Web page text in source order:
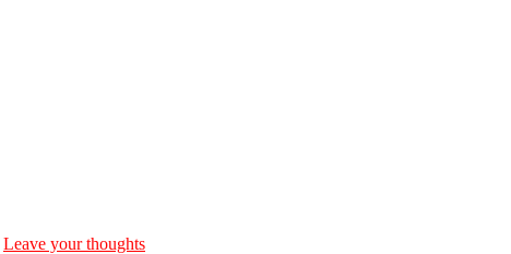
Leave your thoughts